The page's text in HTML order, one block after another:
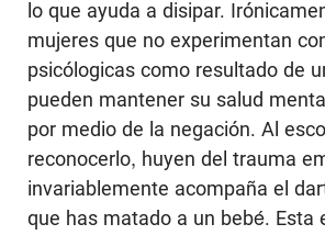
lo que ayuda a disipar.
mujeres que no experimentan
psicólogicas como resultado de
pueden mantener su salud
por medio de la negación. Al
reconocerlo, huyen del trauma
invariablemente acompaña el
que has matado a un bebé. Esta